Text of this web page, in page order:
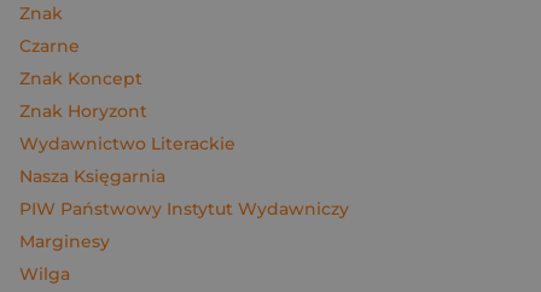
Znak
Czarne
Znak Koncept
Znak Horyzont
Wydawnictwo Literackie
Nasza Księgarnia
PIW Państwowy Instytut Wydawniczy
Marginesy
Wilga